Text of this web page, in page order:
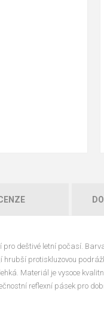
pro deštivé letní počasí.
hrubší protiskluzovou
Materiál je vysoce
reflexní pásek pro